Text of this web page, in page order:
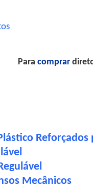
Para comprar
Mecânicos